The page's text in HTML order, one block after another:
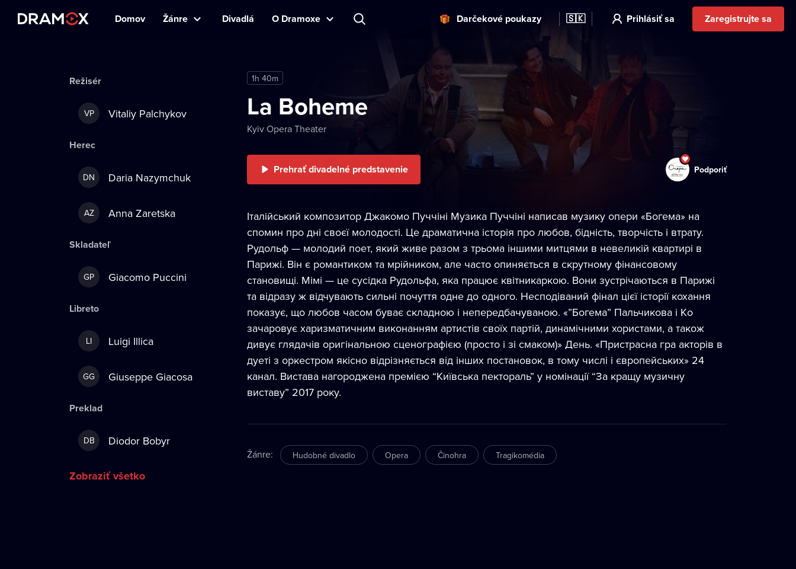
Domov Žánre Divadlá O Dramoxe Darčekové poukazy 🇸🇰 Prihlásiť sa Zaregistrujte sa
1h 40m
La Boheme
Kyiv Opera Theater
Prehrať divadelné predstavenie Podporiť
Італійський композитор Джакомо Пуччіні Музика Пуччіні написав музику опери «Богема» на
спомин про дні своєї молодості. Це драматична історія про любов, бідність, творчість і втрату.
Рудольф — молодий поет, який живе разом з трьома іншими митцями в невеликій квартирі в
Парижі. Він є романтиком та мрійником, але часто опиняється в скрутному фінансовому
становищі. Мімі — це сусідка Рудольфа, яка працює квітникаркою. Вони зустрічаються в Парижі
та відразу ж відчувають сильні почуття одне до одного. Несподіваний фінал цієї історії кохання
показує, що любов часом буває складною і непередбачуваною. «”Богема” Пальчикова і Кo
зачаровує харизматичним виконанням артистів своїх партій, динамічними хористами, а також
дивує глядачів оригінальною сценографією (просто і зі смаком)» День. «Пристрасна гра акторів в
дуеті з оркестром якісно відрізняється від інших постановок, в тому числі і європейських» 24
канал. Вистава нагороджена премією “Київська пектораль” у номінації “За кращу музичну
виставу” 2017 року.
Žánre: Hudobné divadlo Opera Činohra Tragikomédia
Režisér
VP Vitaliy Palchykov
Herec
DN Daria Nazymchuk
AZ Anna Zaretska
Skladateľ
GP Giacomo Puccini
Libreto
LI Luigi Illica
GG Giuseppe Giacosa
Preklad
DB Diodor Bobyr
Zobraziť všetko